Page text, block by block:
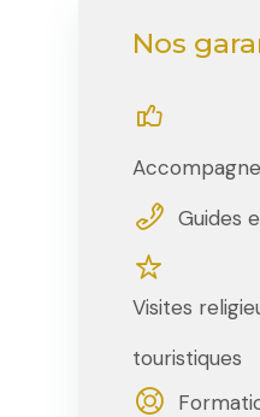
Nos
Guides
Visites
touristiques